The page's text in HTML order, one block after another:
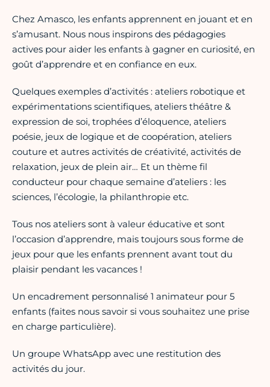
Chez Amasco, les enfants apprennent en jouant et en
s’amusant. Nous nous inspirons des pédagogies
actives pour aider les enfants à gagner en curiosité, en
goût d’apprendre et en confiance en eux.
Quelques exemples d’activités : ateliers robotique et
expérimentations scientifiques, ateliers théâtre &
expression de soi, trophées d’éloquence, ateliers
poésie, jeux de logique et de coopération, ateliers
couture et autres activités de créativité, activités de
relaxation, jeux de plein air… Et un thème fil
conducteur pour chaque semaine d’ateliers : les
sciences, l’écologie, la philanthropie etc.
Tous nos ateliers sont à valeur éducative et sont
l’occasion d’apprendre, mais toujours sous forme de
jeux pour que les enfants prennent avant tout du
plaisir pendant les vacances !
Un encadrement personnalisé 1 animateur pour 5
enfants (faites nous savoir si vous souhaitez une prise
en charge particulière).
Un groupe WhatsApp avec une restitution des
activités du jour.